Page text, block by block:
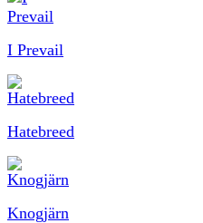
I Prevail
Hatebreed
Knogjärn